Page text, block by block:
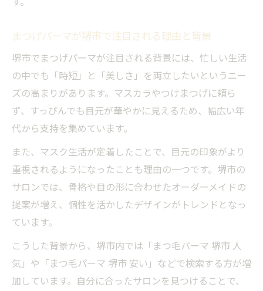
選び方
まつげパーマが堺市で注目される理由と背景
堺市でまつげパーマが注目される背景には、忙しい生活
の中でも「時短」と「美しさ」を両立したいというニー
ズの高まりがあります。マスカラやつけまつげに頼ら
ず、すっぴんでも目元が華やかに見えるため、幅広い年
代から支持を集めています。
また、マスク生活が定着したことで、目元の印象がより
重視されるようになったことも理由の一つです。堺市の
サロンでは、骨格や目の形に合わせたオーダーメイドの
提案が増え、個性を活かしたデザインがトレンドとなっ
ています。
こうした背景から、堺市内では「まつ毛パーマ 堺市 人
気」や「まつ毛パーマ 堺市 安い」などで検索する方が増
加しています。自分に合ったサロンを見つけることで、